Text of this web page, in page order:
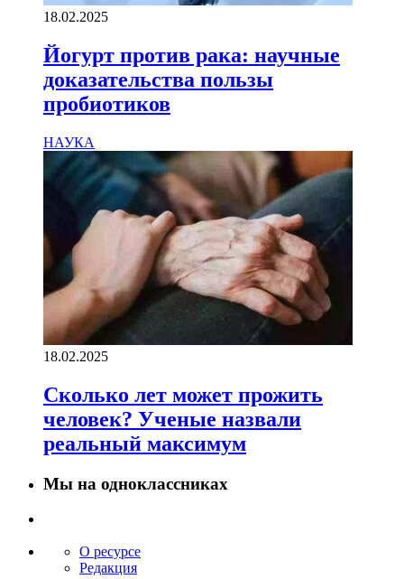
18.02.2025
Йогурт против рака: научные
доказательства пользы
пробиотиков
НАУКА
18.02.2025
Сколько лет может прожить
человек? Ученые назвали
реальный максимум
Мы на одноклассниках
О ресурсе
Редакция